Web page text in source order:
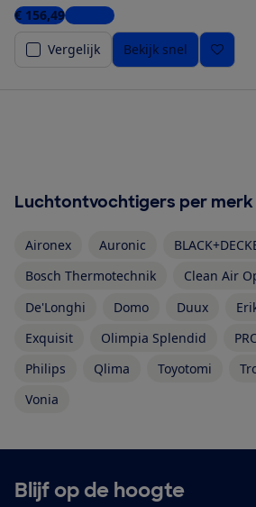
€ 156,491 winkel
Vergelijk
Bekijk snel
Luchtontvochtigers per merk
Aironex Auronic
Bosch Thermotechnik
Clean Air
De'Longhi
Domo Duux
Exquisit
Olimpia Splendid
Philips
Qlima Toyotomi
Vonia
Blijf op de hoogte